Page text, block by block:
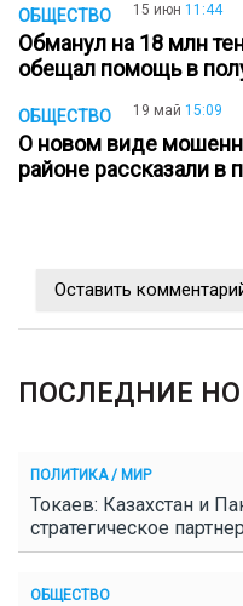
ОБЩЕСТВО 15 июн 11:44
Обманул на 18 млн
обещал помощь в
ОБЩЕСТВО 19 май 15:09
О новом виде
районе рассказали в
Оставить
ПОСЛЕДНИЕ
ПОЛИТИКА / МИР
Токаев: Казахстан и
стратегическое
ОБЩЕСТВО